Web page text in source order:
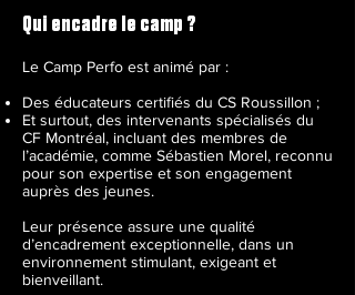
Qui encadre le camp ?
Le Camp Perfo est animé par :
Des éducateurs certifiés du CS Roussillon ;
Et surtout, des intervenants spécialisés du
CF Montréal, incluant des membres de
l’académie, comme Sébastien Morel, reconnu
pour son expertise et son engagement
auprès des jeunes.
Leur présence assure une qualité
d’encadrement exceptionnelle, dans un
environnement stimulant, exigeant et
bienveillant.